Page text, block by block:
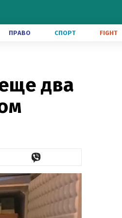
ПРАВО СПОРТ FIGHT
два